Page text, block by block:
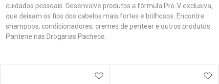
cuidados pessoais. Desenvolve produtos a fórmula Pro-V exclusiva,
que deixam os fios dos cabelos mais fortes e brilhosos. Encontre
shampoos, condicionadores, cremes de pentear e outros produtos
Pantene nas Drogarias Pacheco.
ADICIONAR AOS FAVORITOS